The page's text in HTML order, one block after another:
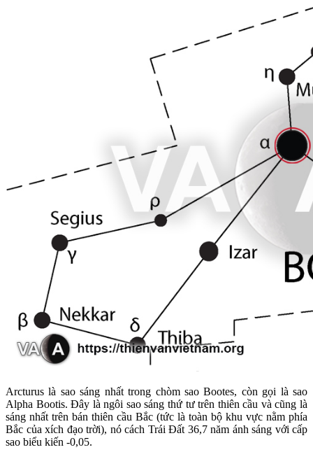
Arcturus là sao sáng nhất trong chòm sao Bootes, còn gọi là sao
Alpha Bootis. Đây là ngôi sao sáng thứ tư trên thiên cầu và cũng là
sáng nhất trên bán thiên cầu Bắc (tức là toàn bộ khu vực nằm phía
Bắc của xích đạo trời), nó cách Trái Đất 36,7 năm ánh sáng với cấp
sao biểu kiến -0,05.